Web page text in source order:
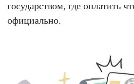
государством, где оплатить
официально.